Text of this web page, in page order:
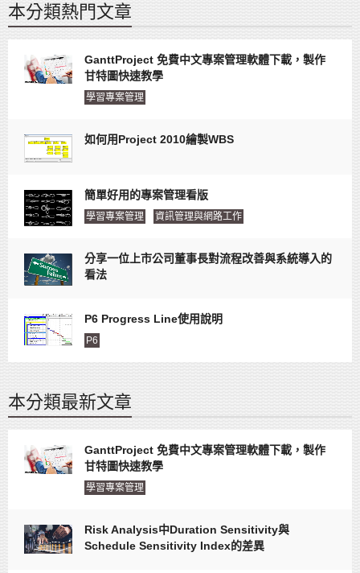
本分類熱門文章
GanttProject 免費中文專案管理軟體下載，製作
甘特圖快速教學
學習專案管理
如何用Project 2010繪製WBS
簡單好用的專案管理看版
學習專案管理 資訊管理與網路工作
分享一位上市公司董事長對流程改善與系統導入的
看法
P6 Progress Line使用說明
P6
本分類最新文章
GanttProject 免費中文專案管理軟體下載，製作
甘特圖快速教學
學習專案管理
Risk Analysis中Duration Sensitivity與
Schedule Sensitivity Index的差異